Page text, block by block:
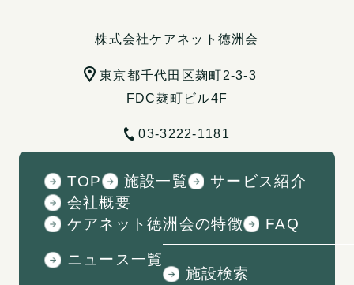
株式会社ケアネット徳洲会
東京都千代田区麹町2-3-3
FDC麹町ビル4F
03-3222-1181
TOP 施設一覧
サービス紹介
会社概要
ケアネット徳洲会の特徴
FAQ
ニュース一覧
施設検索